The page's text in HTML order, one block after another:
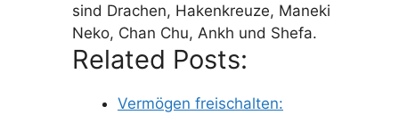
sind Drachen, Hakenkreuze, Maneki
Neko, Chan Chu, Ankh und Shefa.
Related Posts:
Vermögen freischalten: